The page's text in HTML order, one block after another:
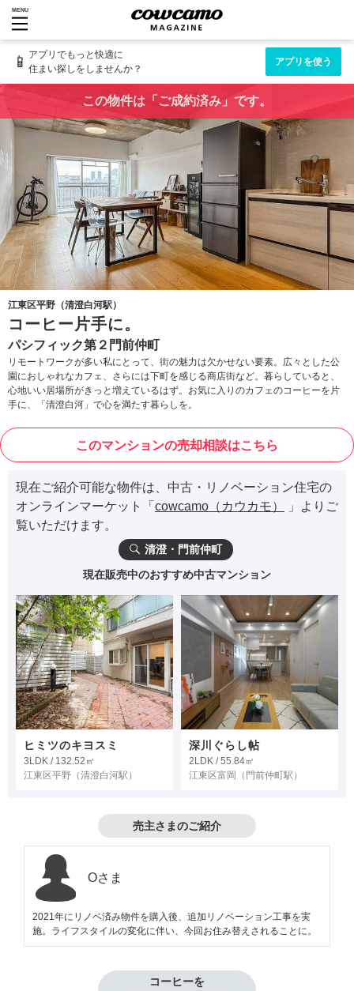
MENU
📱 アプリでもっと快適に
住まい探しをしませんか？
アプリを使う
この物件は「ご成約済み」です。
江東区平野（清澄白河駅）
コーヒー片手に。
パシフィック第２門前仲町
リモートワークが多い私にとって、街の魅力は欠かせない要素。広々とした公
園におしゃれなカフェ、さらには下町を感じる商店街など。暮らしていると、
心地いい居場所がきっと増えているはず。お気に入りのカフェのコーヒーを片
手に、「清澄白河」で心を満たす暮らしを。
このマンションの売却相談はこちら
現在ご紹介可能な物件は、中古・リノベーション住宅の
オンラインマーケット「 cowcamo（カウカモ）
」よりご
覧いただけます。
清澄・門前仲町
現在販売中のおすすめ中古マンション
ヒミツのキヨスミ
3LDK / 132.52㎡
江東区平野 （清澄白河駅）
深川ぐらし帖
2LDK / 55.84㎡
江東区富岡
（門前仲町駅）
売主さまのご紹介
Oさま
2021年にリノベ済み物件を購入後、追加リノベーション工事を実
施。ライフスタイルの変化に伴い、今回お住み替えされることに。
コーヒーを